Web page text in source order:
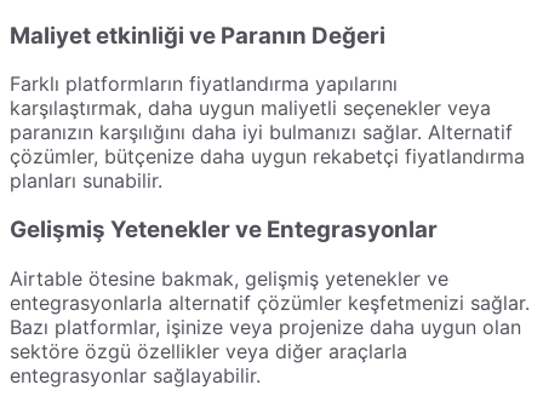
Maliyet etkinliği ve Paranın Değeri
Farklı platformların fiyatlandırma yapılarını
karşılaştırmak, daha uygun maliyetli seçenekler veya
paranızın karşılığını daha iyi bulmanızı sağlar. Alternatif
çözümler, bütçenize daha uygun rekabetçi fiyatlandırma
planları sunabilir.
Gelişmiş Yetenekler ve Entegrasyonlar
Airtable ötesine bakmak, gelişmiş yetenekler ve
entegrasyonlarla alternatif çözümler keşfetmenizi sağlar.
Bazı platformlar, işinize veya projenize daha uygun olan
sektöre özgü özellikler veya diğer araçlarla
entegrasyonlar sağlayabilir.